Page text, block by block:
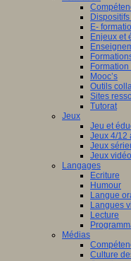
E-
Enjeux et
Mooc’s
Outils
Sites
Tutorat
Jeux
Jeu et
Jeux 4/12
Jeux
Jeux vidéo
Langages
Ecriture
Humour
Langue
Langues
Lecture
Médias
Culture